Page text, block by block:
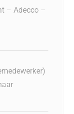
– Adecco –